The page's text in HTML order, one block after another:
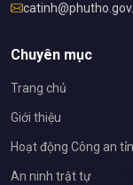
Chuyên mục
Trang chủ
Giới thiệu
Hoạt động Công an
An ninh trật tự